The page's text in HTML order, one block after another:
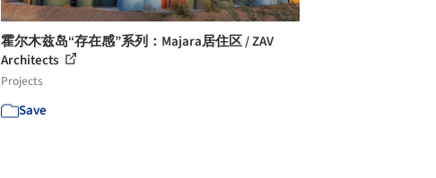
霍尔木兹岛“存在感”系列：Majara居住区 / ZAV
Architects
Projects
Save